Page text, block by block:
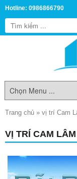
Hotline: 0986866790
Trang chủ » vị trí Cam
VỊ TRÍ CAM